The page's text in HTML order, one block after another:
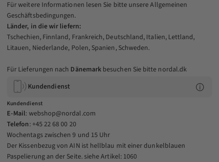
Für weitere Informationen lesen Sie bitte unsereAllgemeinen
Geschäftsbedingungen.
Länder, in die wir liefern:
Tschechien, Finnland, Frankreich, Deutschland, Italien, Lettland,
Litauen, Niederlande, Polen, Spanien, Schweden.
Für Lieferungen nach Dänemark besuchen Sie bitte nordal.dk
Kundendienst
Kundendienst
E-Mail: webshop@nordal.com
Telefon: +45 22 68 00 20
Wochentags zwischen 9 und 15 Uhr
Der Kissenbezug von AIN ist hellblau mit einer dunkelblauen
Paspelierung an der Seite. siehe Artikel: 1060